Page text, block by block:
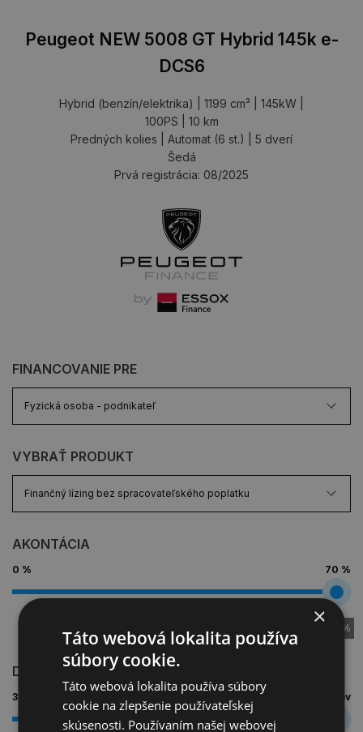
Peugeot NEW 5008 GT Hybrid 145k e-
DCS6
Hybrid (benzín/elektrika) | 1199 cm³ | 145kW |
100PS | 10 km
Predných kolies | Automat (6 st.) | 5 dverí
Šedá
Prvá registrácia: 08/2025
FINANCOVANIE PRE
VYBRAŤ PRODUKT
AKONTÁCIA
0 % 70 %
70 %
DĹŽKA FINANCOVANIA
3 roky 7 rokov
×
Táto webová lokalita používa
súbory cookie.
Táto webová lokalita používa súbory
cookie na zlepšenie používateľskej
skúsenosti. Používaním našej webovej